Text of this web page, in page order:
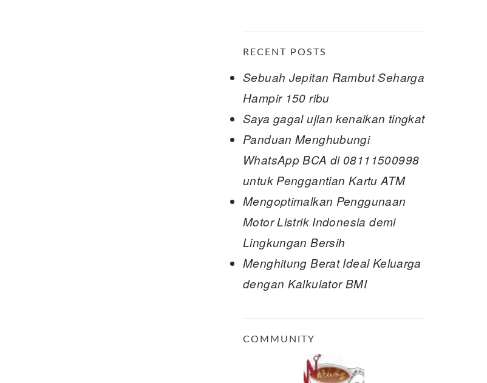
RECENT POSTS
Sebuah Jepitan Rambut Seharga
Hampir 150 ribu
Saya gagal ujian kenaikan tingkat
Panduan Menghubungi
WhatsApp BCA di 08111500998
untuk Penggantian Kartu ATM
Mengoptimalkan Penggunaan
Motor Listrik Indonesia demi
Lingkungan Bersih
Menghitung Berat Ideal Keluarga
dengan Kalkulator BMI
COMMUNITY